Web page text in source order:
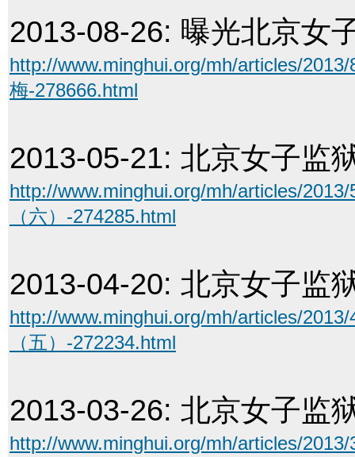
2013-08-26: 曝光北京女
http://www.minghui.org/mh/articles/
梅-278666.html
2013-05-21: 北京女子监
http://www.minghui.org/mh/articles/
（六）-274285.html
2013-04-20: 北京女子监
http://www.minghui.org/mh/articles/
（五）-272234.html
2013-03-26: 北京女子监
http://www.minghui.org/mh/articles/